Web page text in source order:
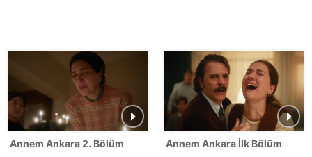
Annem Ankara 2. Bölüm Annem Ankara İlk Bölüm